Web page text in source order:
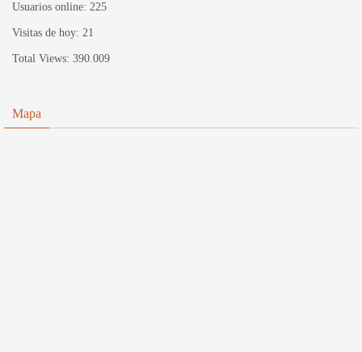
Usuarios online: 225
Visitas de hoy: 21
Total Views: 390.009
Mapa